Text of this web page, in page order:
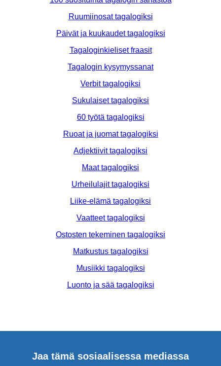
Ruumiinosat tagalogiksi
Päivät ja kuukaudet tagalogiksi
Tagaloginkieliset fraasit
Tagalogin kysymyssanat
Verbit tagalogiksi
Sukulaiset tagalogiksi
60 työtä tagalogiksi
Ruoat ja juomat tagalogiksi
Adjektiivit tagalogiksi
Maat tagalogiksi
Urheilulajit tagalogiksi
Liike-elämä tagalogiksi
Vaatteet tagalogiksi
Ostosten tekeminen tagalogiksi
Matkustus tagalogiksi
Musiikki tagalogiksi
Luonto ja sää tagalogiksi
Jaa tämä sosiaalisessa mediassa